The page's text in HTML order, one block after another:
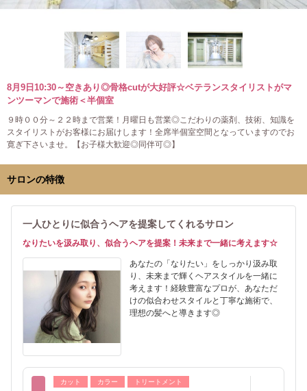
8月9日10:30～空きあり◎骨格cutが大好評☆ベテランスタイリストがマ
ンツーマンで施術＜半個室
９時００分～２２時まで営業！月曜日も営業◎こだわりの薬剤、技術、知識を
スタイリストがお客様にお届けします！全席半個室空間となっていますのでお
寛ぎ下さいませ。【お子様大歓迎◎同伴可◎】
サロンの特徴
一人ひとりに似合うヘアを提案してくれるサロン
なりたいを汲み取り、似合うヘアを提案！未来まで一緒に考えます☆
あなたの「なりたい」をしっかり汲み取
り、未来まで輝くヘアスタイルを一緒に
考えます！経験豊富なプロが、あなただ
けの似合わせスタイルと丁寧な施術で、
理想の髪へと導きます◎
カット カラー トリートメント